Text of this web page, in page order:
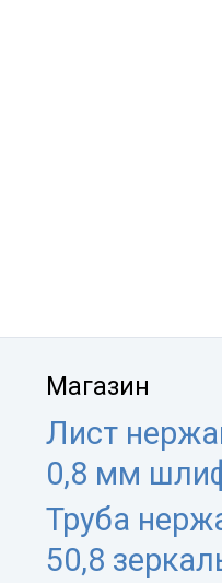
Магазин
Лист
0,8 мм
Труба
50,8